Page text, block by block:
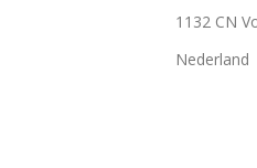
1132 CN
Nederland